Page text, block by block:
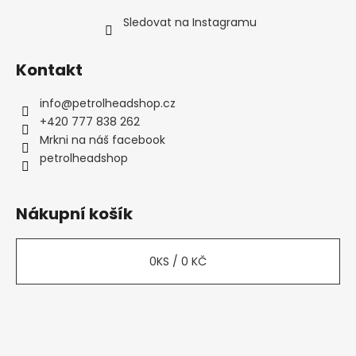
Sledovat na Instagramu
Kontakt
info@petrolheadshop.cz
+420 777 838 262
Mrkni na náš facebook
petrolheadshop
Nákupní košík
0KS / 0 KČ